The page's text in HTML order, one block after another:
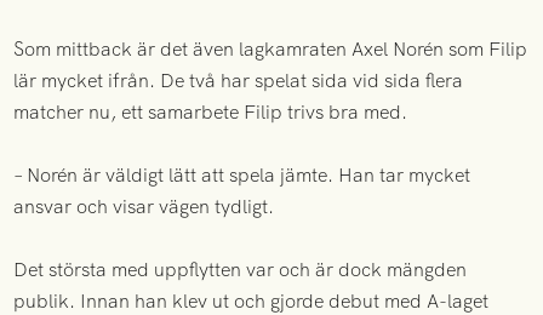
Som mittback är det även lagkamraten Axel Norén som Filip
lär mycket ifrån. De två har spelat sida vid sida flera
matcher nu, ett samarbete Filip trivs bra med.
– Norén är väldigt lätt att spela jämte. Han tar mycket
ansvar och visar vägen tydligt.
Det största med uppflytten var och är dock mängden
publik. Innan han klev ut och gjorde debut med A-laget